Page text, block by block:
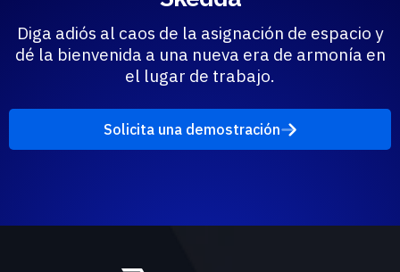
Diga adiós al caos de la asignación de espacio y
dé la bienvenida a una nueva era de armonía en
el lugar de trabajo.
Solicita una demostración